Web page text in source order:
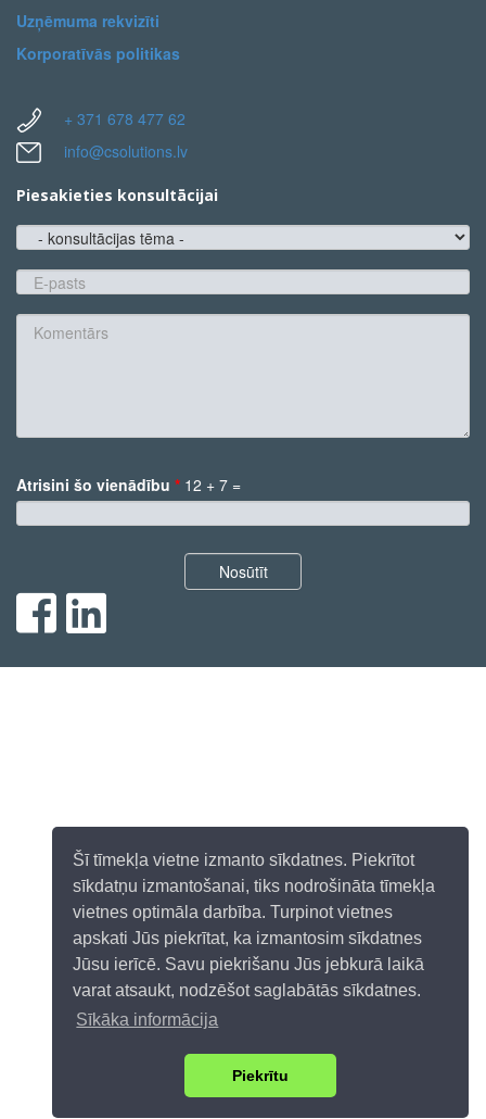
Šī tīmekļa vietne izmanto sīkdatnes. Piekrītot
sīkdatņu izmantošanai, tiks nodrošināta tīmekļa
vietnes optimāla darbība. Turpinot vietnes
apskati Jūs piekrītat, ka izmantosim sīkdatnes
Jūsu ierīcē. Savu piekrišanu Jūs jebkurā laikā
varat atsaukt, nodzēšot saglabātās sīkdatnes.
Sīkāka informācija
Piekrītu
Uzņēmuma rekvizīti
Korporatīvās politikas
+ 371 678 477 62
info@csolutions.lv
Piesakieties konsultācijai
konsultācijas
tēma
E-
pasts
*
Atrisini šo vienādību * 12 + 7 =
Nosūtīt